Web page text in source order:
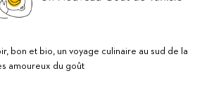
bon et bio, un voyage culinaire au sud de la
amoureux du goût